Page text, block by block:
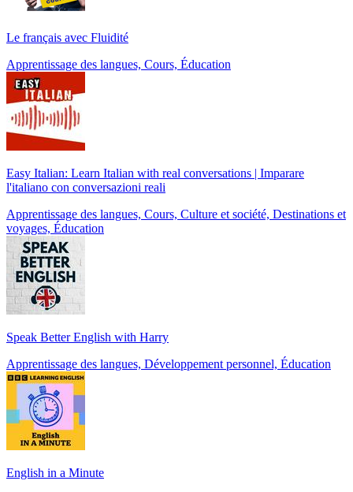
Le français avec Fluidité
Apprentissage des langues, Cours, Éducation
Easy Italian: Learn Italian with real conversations | Imparare
l'italiano con conversazioni reali
Apprentissage des langues, Cours, Culture et société, Destinations et
voyages, Éducation
Speak Better English with Harry
Apprentissage des langues, Développement personnel, Éducation
English in a Minute